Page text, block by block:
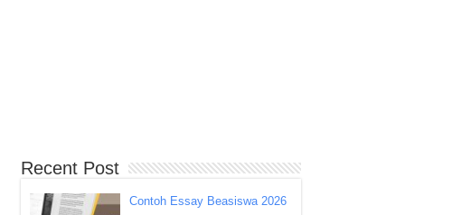
Recent Post
Contoh Essay Beasiswa 2026